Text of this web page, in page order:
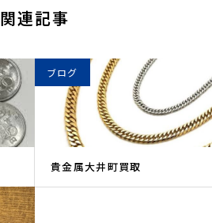
関連記事
ブログ
貴金属大井町買取